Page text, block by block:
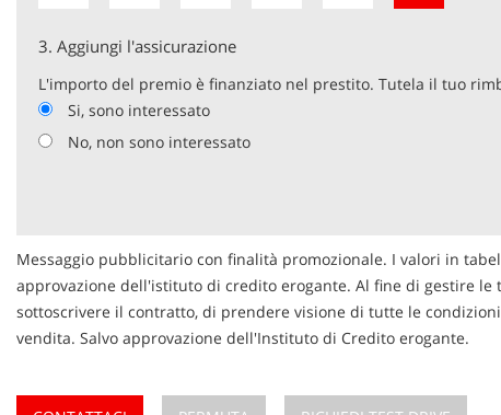
3. Aggiungi l'assicurazione
L'importo del premio è finanziato nel prestito. Tutela il tuo
Si, sono interessato
No, non sono interessato
Messaggio pubblicitario con finalità promozionale. I valori in
approvazione dell'istituto di credito erogante. Al fine di gestire
sottoscrivere il contratto, di prendere visione di tutte le
vendita. Salvo approvazione dell'Instituto di Credito erogante.